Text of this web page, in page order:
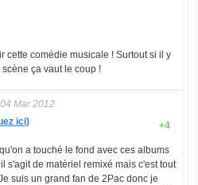
cette comédie musicale ! Surtout si il y
ça vaut le coup !
Mar 2012
+4
ici)
a touché le fond avec ces albums
s'agit de matériel remixé mais c'est tout
suis un grand fan de 2Pac donc je